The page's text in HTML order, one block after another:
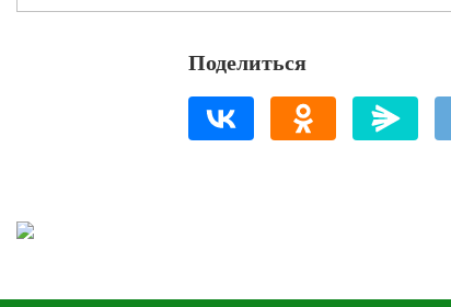
Поделиться